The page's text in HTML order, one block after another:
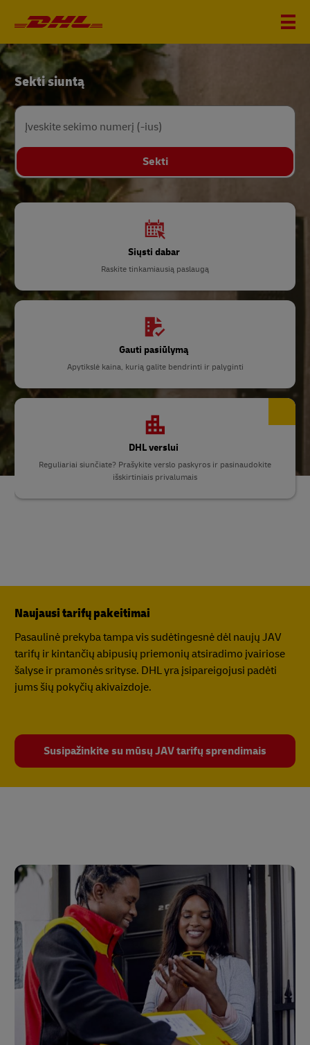
DHL
Home
Sekti siuntą
Įveskite sekimo numerį (-ius)
Sekti
Siųsti dabar
Raskite tinkamiausią paslaugą
Gauti pasiūlymą
Apytikslė kaina, kurią galite bendrinti ir palyginti
DHL verslui
Reguliariai siunčiate? Prašykite verslo paskyros ir pasinaudokite
išskirtiniais privalumais
Naujausi tarifų pakeitimai
Pasaulinė prekyba tampa vis sudėtingesnė dėl naujų JAV
tarifų ir kintančių abipusių priemonių atsiradimo įvairiose
šalyse ir pramonės srityse. DHL yra įsipareigojusi padėti
jums šių pokyčių akivaizdoje.
Susipažinkite su mūsų JAV tarifų sprendimais